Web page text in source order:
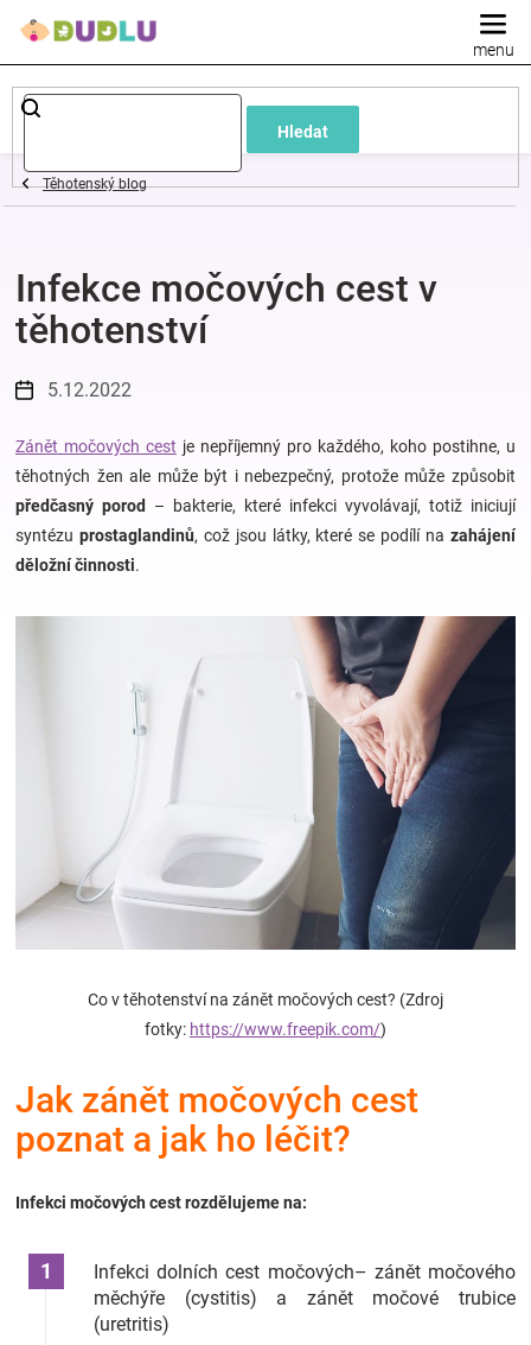
Hledat
Dětské
a
oblečení
Pokojíček
a
kojenecká
výbava
Těhotenské
Značky
Blog
Hračkářství
Přihlášení
Těhotenský blog
Infekce močových cest v
těhotenství
5.12.2022
Zánět močových cest je nepříjemný pro každého, koho postihne, u
těhotných žen ale může být i nebezpečný, protože může způsobit
předčasný porod
– bakterie, které infekci vyvolávají, totiž iniciují
syntézu prostaglandinů, což jsou látky, které se podílí na zahájení
děložní činnosti.
Co v těhotenství na zánět močových cest? (Zdroj
fotky: https://www.freepik.com/)
Jak zánět močových cest
poznat a jak ho léčit?
Infekci močových cest rozdělujeme na:
Infekci dolních cest močových– zánět močového
měchýře (cystitis) a zánět močové trubice
(uretritis)